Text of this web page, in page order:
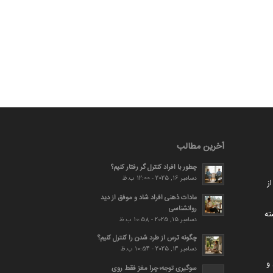
و
آخرین مطالب
چطور با افراد کنترل گر رفتار کنیم؟
دسامبر 16, 2025 - 12:00 ب.ظ
عادات ذهنی افراد شاد و موفق از دید
روانشناسی
دسامبر 15, 2025 - 10:58 ب.ظ
چگونه ترس از طرد شدن را کنترل کنیم؟
دسامبر 14, 2025 - 10:54 ب.ظ
سوگیری توجه؛ چرا مغز فقط روی